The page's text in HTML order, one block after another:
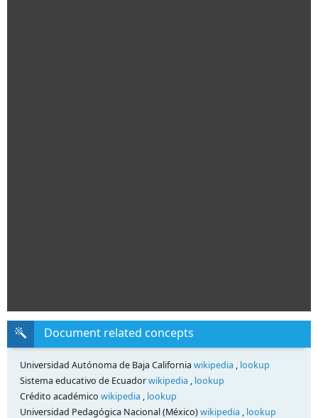
Document related concepts
Universidad Autónoma de Baja California wikipedia , lookup
Sistema educativo de Ecuadorwikipedia , lookup
Crédito académico wikipedia , lookup
Universidad Pedagógica Nacional (México)wikipedia , lookup